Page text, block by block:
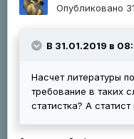
Опубликовано
В 31.01.2019 в
Насчет литературы
требование в таких
статистка? А